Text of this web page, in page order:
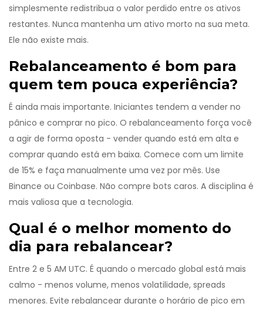
simplesmente redistribua o valor perdido entre os ativos
restantes. Nunca mantenha um ativo morto na sua meta.
Ele não existe mais.
Rebalanceamento é bom para
quem tem pouca experiência?
É ainda mais importante. Iniciantes tendem a vender no
pânico e comprar no pico. O rebalanceamento força você
a agir de forma oposta - vender quando está em alta e
comprar quando está em baixa. Comece com um limite
de 15% e faça manualmente uma vez por mês. Use
Binance ou Coinbase. Não compre bots caros. A disciplina é
mais valiosa que a tecnologia.
Qual é o melhor momento do
dia para rebalancear?
Entre 2 e 5 AM UTC. É quando o mercado global está mais
calmo - menos volume, menos volatilidade, spreads
menores. Evite rebalancear durante o horário de pico em